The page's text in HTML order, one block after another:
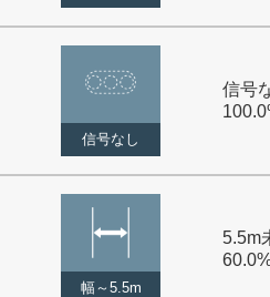
信号なし
信号
幅～5.5m
5.5m